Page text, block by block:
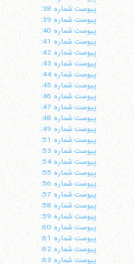
پيوست شماره 38:
پيوست شماره 39:
پيوست شماره 40:
پيوست شماره 41:
پيوست شماره 42:
پيوست شماره 43:
پيوست شماره 44:
پيوست شماره 45:
پيوست شماره 46:
پيوست شماره 47:
پيوست شماره 48:
پيوست شماره 49:
پيوست شماره 51:
پيوست شماره 53:
پيوست شماره 54:
پيوست شماره 55:
پيوست شماره 56:
پيوست شماره 57:
پيوست شماره 58:
پيوست شماره 59:
پيوست شماره 60:
پيوست شماره 61:
پيوست شماره 62:
پيوست شماره 63: